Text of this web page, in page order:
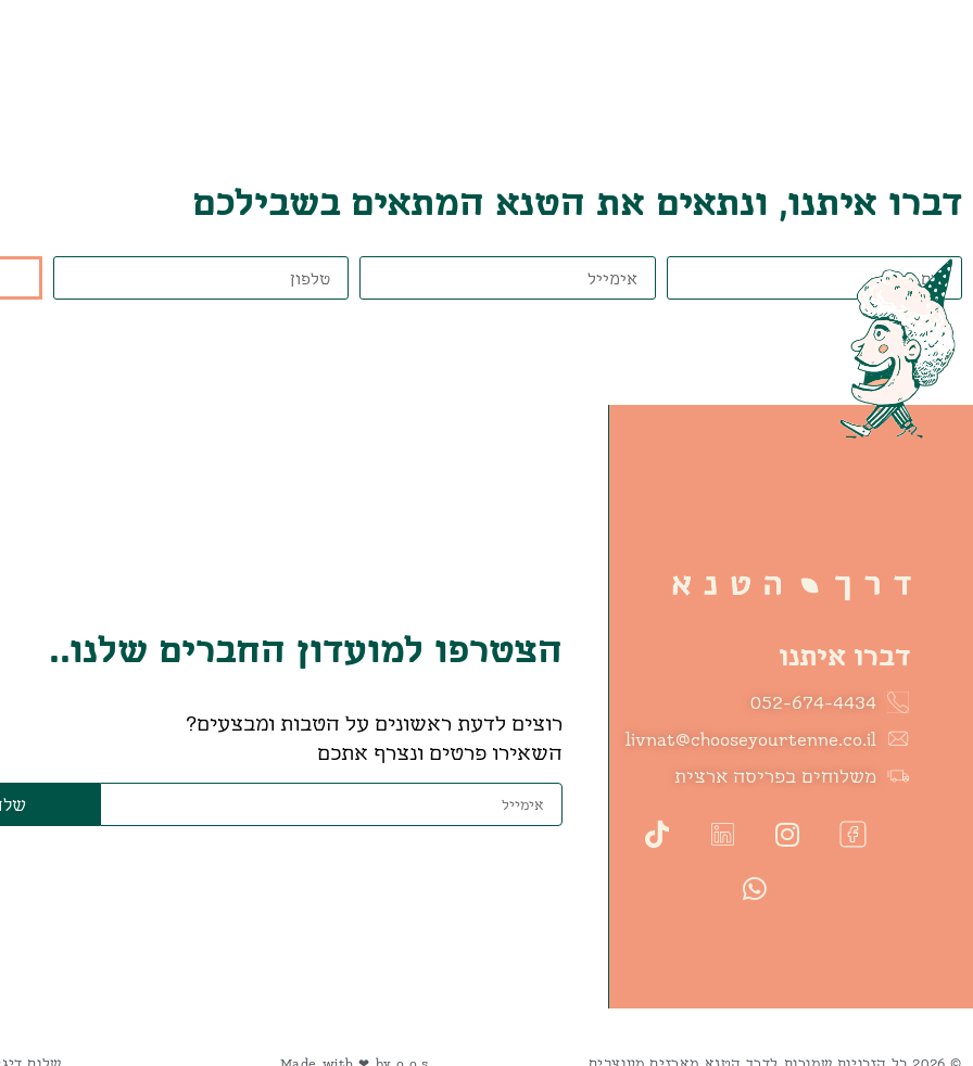
דברו איתנו, ונתאים את הטנא המתאים בשבילכם
דברו איתנו
052-674-4434
livnat@chooseyourtenne.co.il
משלוחים בפריסה ארצית
הצטרפו למועדון החברים שלנו..
רוצים לדעת ראשונים על הטבות ומבצעים?
השאירו פרטים ונצרף אתכם